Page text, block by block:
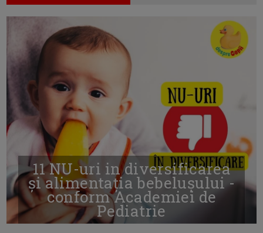
11 NU-uri in diversificarea
și alimentația bebelușului -
conform Academiei de
Pediatrie